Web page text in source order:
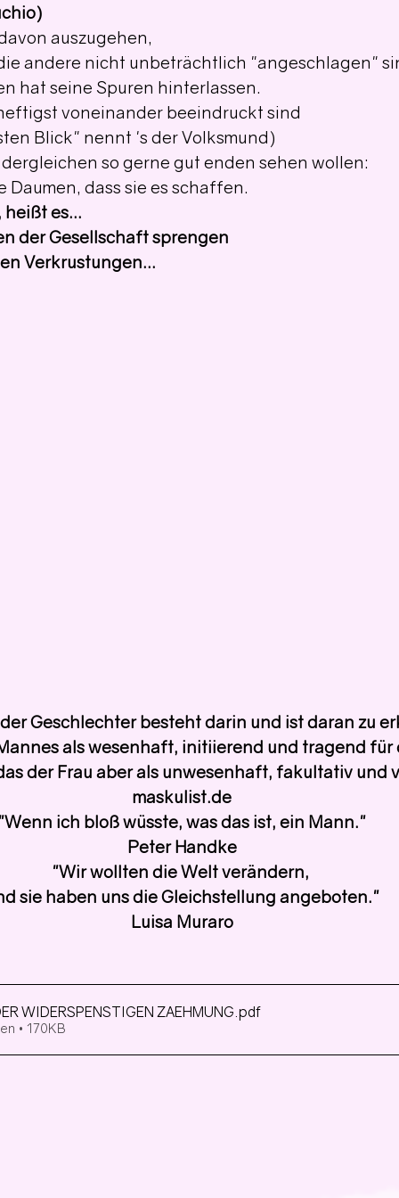
auszugehen,
andere nicht unbeträchtlich "angeschlagen"
hat seine Spuren hinterlassen.
voneinander beeindruckt sind
Blick" nennt 's der Volksmund)
so gerne gut enden sehen wollen:
Daumen, dass sie es schaffen.
heißt es...
der Gesellschaft sprengen
Verkrustungen...
Geschlechter besteht darin und ist daran zu
als wesenhaft, initiierend und tragend
der Frau aber als unwesenhaft, fakultativ und
maskulist.de
ich bloß wüsste, was das ist, ein Mann."
Peter Handke
"Wir wollten die Welt verändern,
sie haben uns die Gleichstellung angeboten."
Luisa Muraro
WIDERSPENSTIGEN ZAEHMUNG.pdf
• 170KB